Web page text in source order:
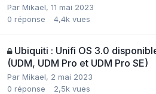
Par Mikael, 11 mai 2023
0 réponse 4,4k vues
Ubiquiti : Unifi OS 3.0
(UDM, UDM Pro et UDM Pro SE)
Par Mikael, 2 mai 2023
0 réponse 2,5k vues